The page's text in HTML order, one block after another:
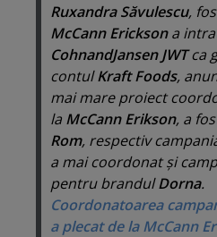
Ruxandra Săvulescu,
McCann Ericksona
CohnandJansen JWTca
contulKraft Foods,
mai mare proiect
la McCann Erikson, a
Rom, respectiv
a mai coordonat şi
pentru brandulDorna.
Coordonatoarea
a plecat de la McCann